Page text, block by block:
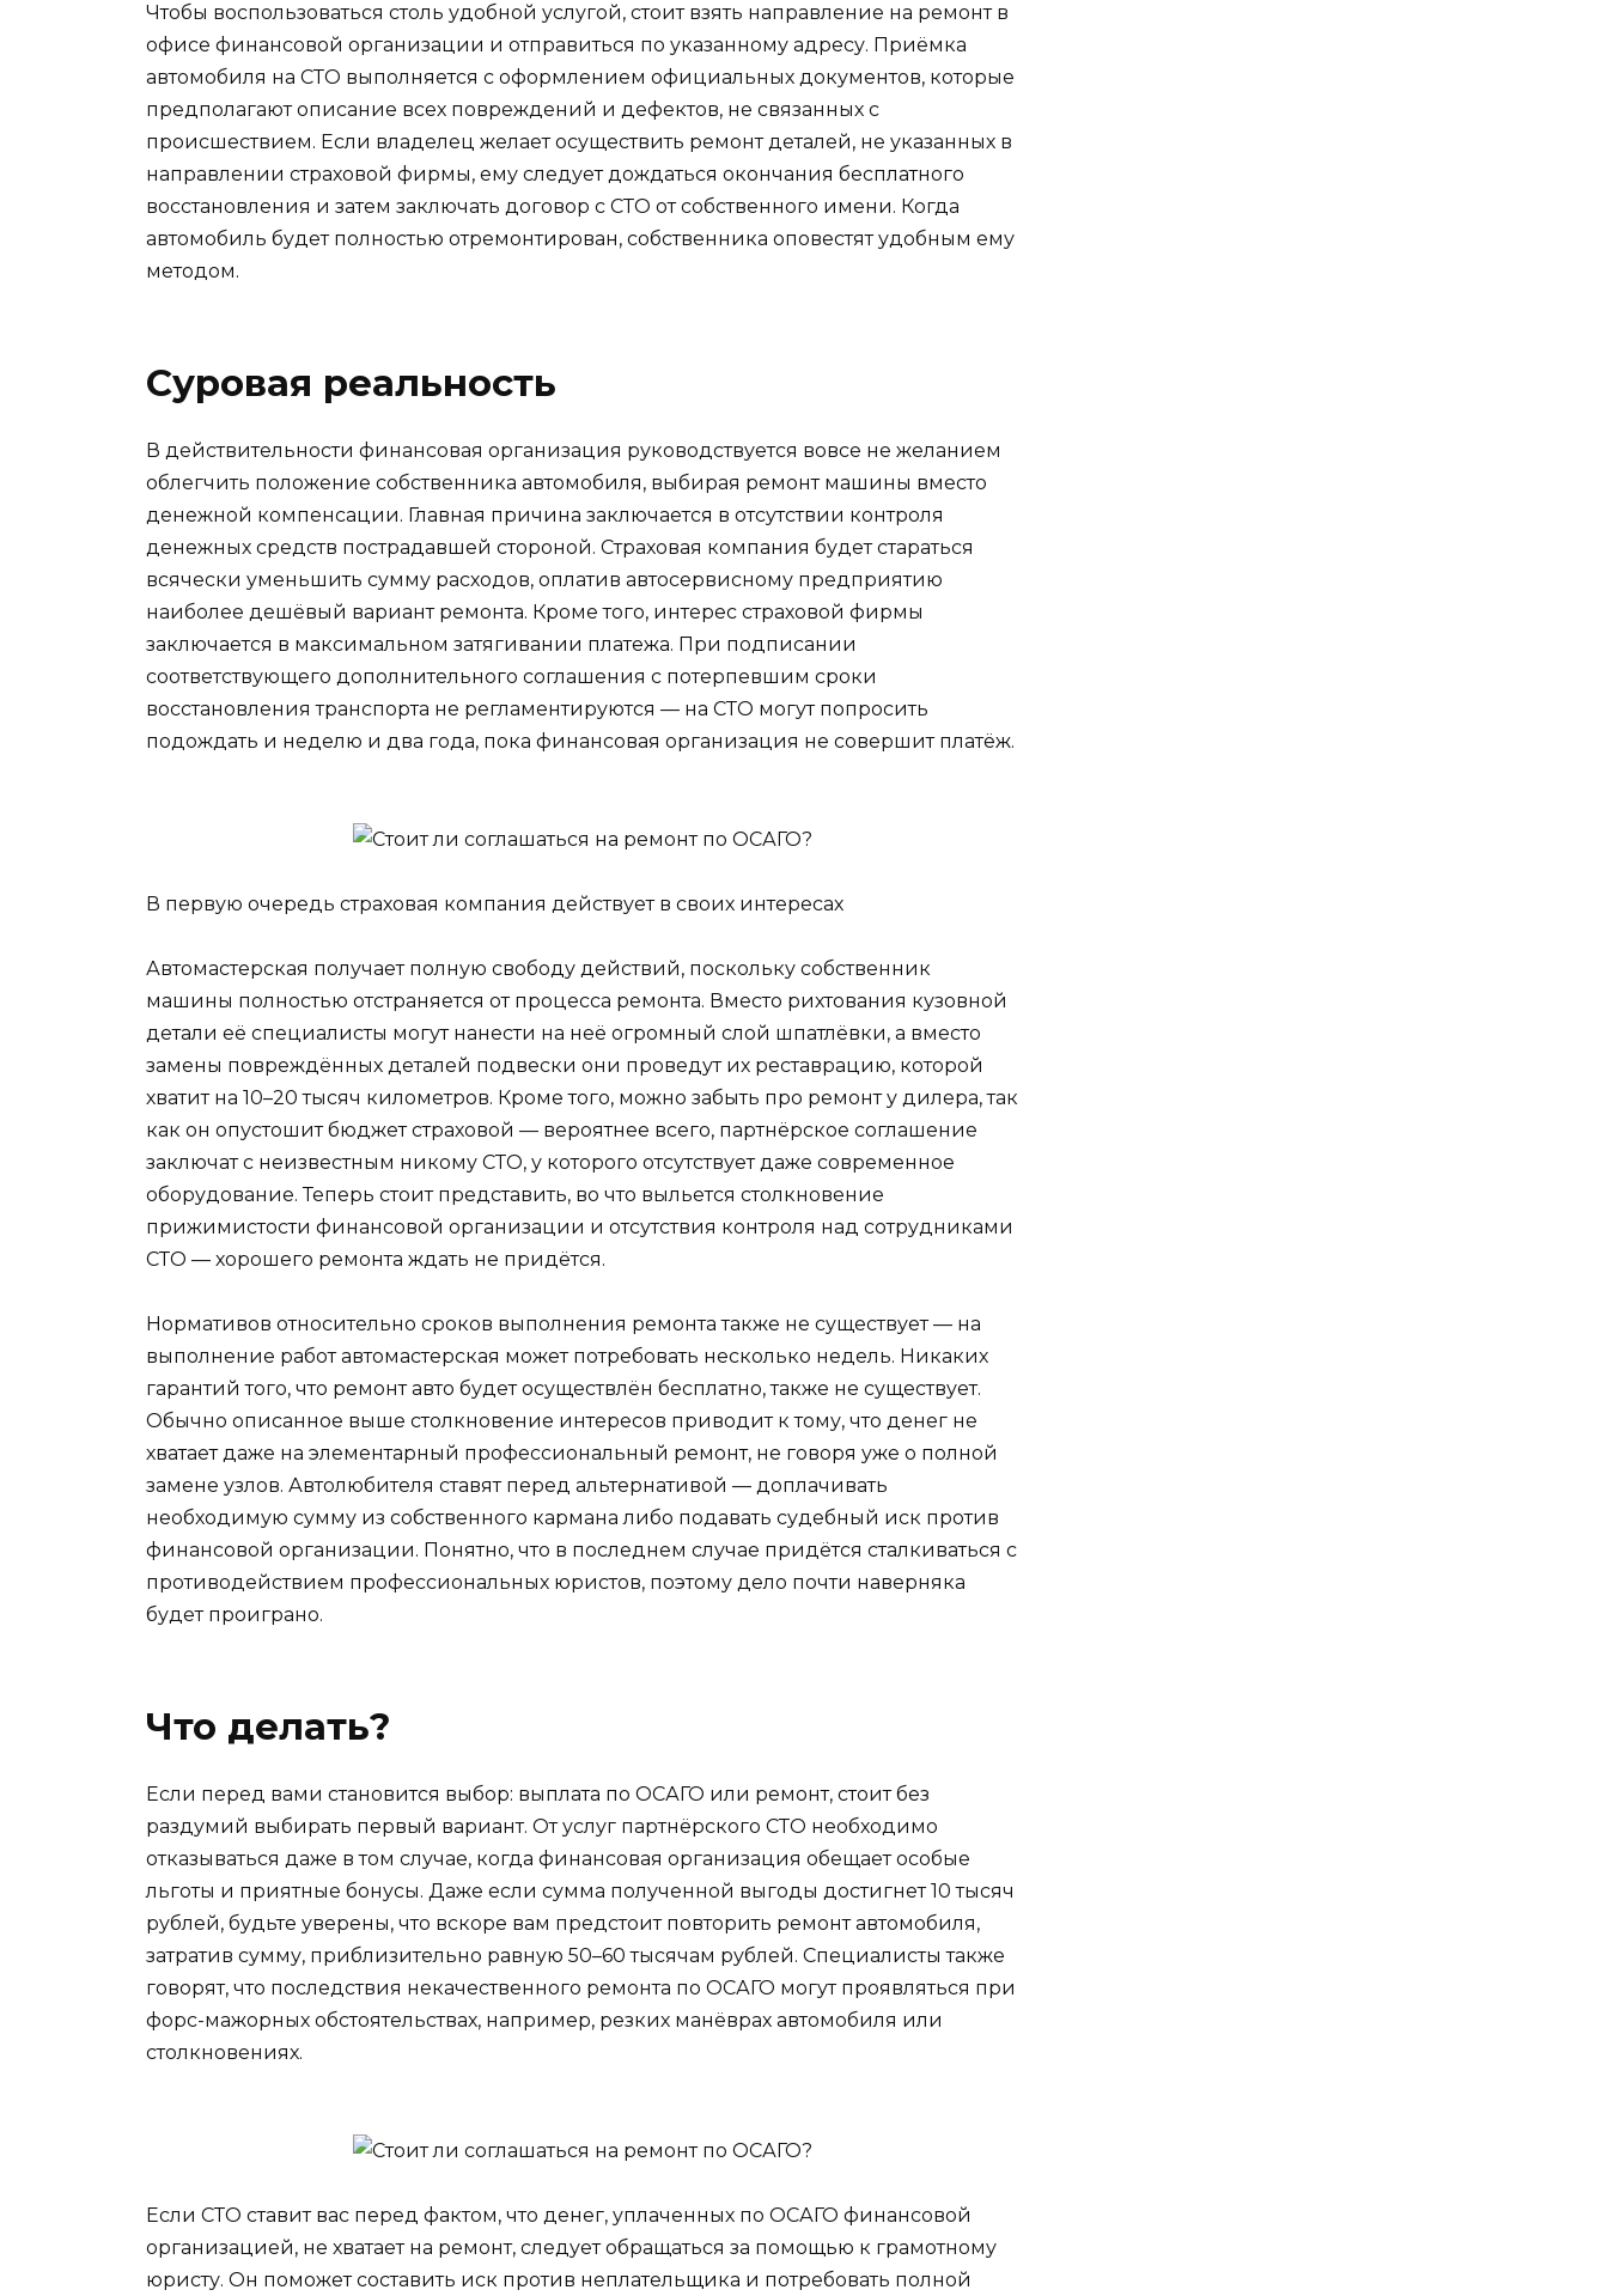
Чтобы воспользоваться столь удобной услугой, стоит взять направление на ремонт в
офисе финансовой организации и отправиться по указанному адресу. Приёмка
автомобиля на СТО выполняется с оформлением официальных документов, которые
предполагают описание всех повреждений и дефектов, не связанных с
происшествием. Если владелец желает осуществить ремонт деталей, не указанных в
направлении страховой фирмы, ему следует дождаться окончания бесплатного
восстановления и затем заключать договор с СТО от собственного имени. Когда
автомобиль будет полностью отремонтирован, собственника оповестят удобным ему
методом.
Суровая реальность
В действительности финансовая организация руководствуется вовсе не желанием
облегчить положение собственника автомобиля, выбирая ремонт машины вместо
денежной компенсации. Главная причина заключается в отсутствии контроля
денежных средств пострадавшей стороной. Страховая компания будет стараться
всячески уменьшить сумму расходов, оплатив автосервисному предприятию
наиболее дешёвый вариант ремонта. Кроме того, интерес страховой фирмы
заключается в максимальном затягивании платежа. При подписании
соответствующего дополнительного соглашения с потерпевшим сроки
восстановления транспорта не регламентируются — на СТО могут попросить
подождать и неделю и два года, пока финансовая организация не совершит платёж.
В первую очередь страховая компания действует в своих интересах
Автомастерская получает полную свободу действий, поскольку собственник
машины полностью отстраняется от процесса ремонта. Вместо рихтования кузовной
детали её специалисты могут нанести на неё огромный слой шпатлёвки, а вместо
замены повреждённых деталей подвески они проведут их реставрацию, которой
хватит на 10–20 тысяч километров. Кроме того, можно забыть про ремонт у дилера, так
как он опустошит бюджет страховой — вероятнее всего, партнёрское соглашение
заключат с неизвестным никому СТО, у которого отсутствует даже современное
оборудование. Теперь стоит представить, во что выльется столкновение
прижимистости финансовой организации и отсутствия контроля над сотрудниками
СТО — хорошего ремонта ждать не придётся.
Нормативов относительно сроков выполнения ремонта также не существует — на
выполнение работ автомастерская может потребовать несколько недель. Никаких
гарантий того, что ремонт авто будет осуществлён бесплатно, также не существует.
Обычно описанное выше столкновение интересов приводит к тому, что денег не
хватает даже на элементарный профессиональный ремонт, не говоря уже о полной
замене узлов. Автолюбителя ставят перед альтернативой — доплачивать
необходимую сумму из собственного кармана либо подавать судебный иск против
финансовой организации. Понятно, что в последнем случае придётся сталкиваться с
противодействием профессиональных юристов, поэтому дело почти наверняка
будет проиграно.
Что делать?
Если перед вами становится выбор: выплата по ОСАГО или ремонт, стоит без
раздумий выбирать первый вариант. От услуг партнёрского СТО необходимо
отказываться даже в том случае, когда финансовая организация обещает особые
льготы и приятные бонусы. Даже если сумма полученной выгоды достигнет 10 тысяч
рублей, будьте уверены, что вскоре вам предстоит повторить ремонт автомобиля,
затратив сумму, приблизительно равную 50–60 тысячам рублей. Специалисты также
говорят, что последствия некачественного ремонта по ОСАГО могут проявляться при
форс-мажорных обстоятельствах, например, резких манёврах автомобиля или
столкновениях.
Если СТО ставит вас перед фактом, что денег, уплаченных по ОСАГО финансовой
организацией, не хватает на ремонт, следует обращаться за помощью к грамотному
юристу. Он поможет составить иск против неплательщика и потребовать полной